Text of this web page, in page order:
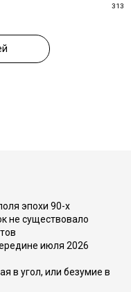
313
эпохи 90-х
не существовало
июля 2026
в угол, или безумие в